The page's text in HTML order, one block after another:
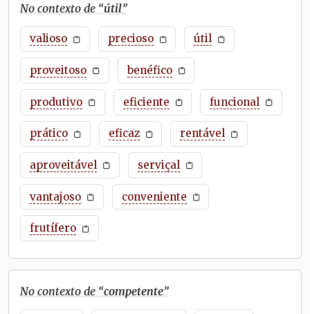
No contexto de “útil”
valioso precioso útil
proveitoso benéfico
produtivo eficiente funcional
prático eficaz rentável
aproveitável serviçal
vantajoso conveniente
frutífero
No contexto de “competente”